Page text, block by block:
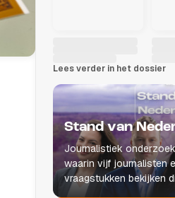
Lees verder in het dossier
Stand van
Journalistiek
waarin vijf journalisten
vraagstukken bekijken
leven raken.